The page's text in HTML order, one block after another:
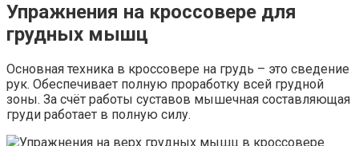
Упражнения на кроссовере для
грудных мышц
Основная техника в кроссовере на грудь – это сведение
рук. Обеспечивает полную проработку всей грудной
зоны. За счёт работы суставов мышечная составляющая
груди работает в полную силу.